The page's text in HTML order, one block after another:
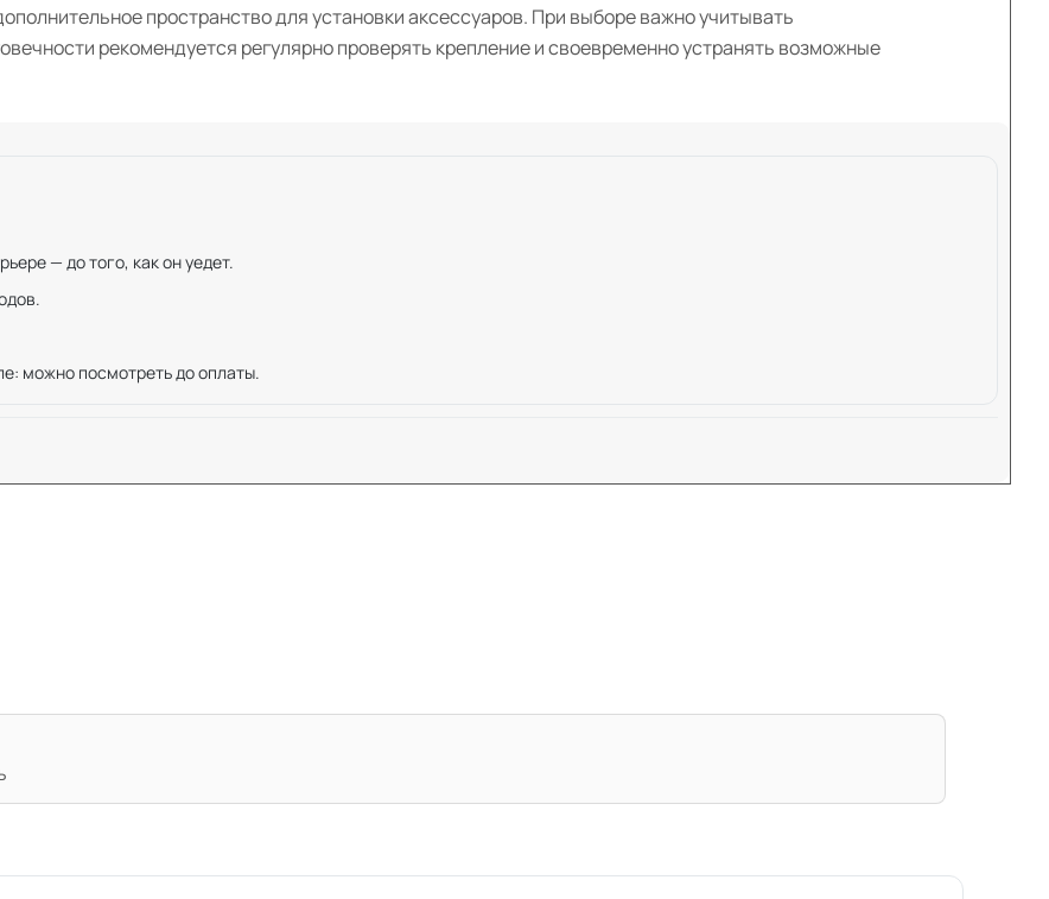
пространство для установки аксессуаров. При выборе важно учитывать
рекомендуется регулярно проверять крепление и своевременно устранять возможные
— до того, как он уедет.
можно посмотреть до оплаты.